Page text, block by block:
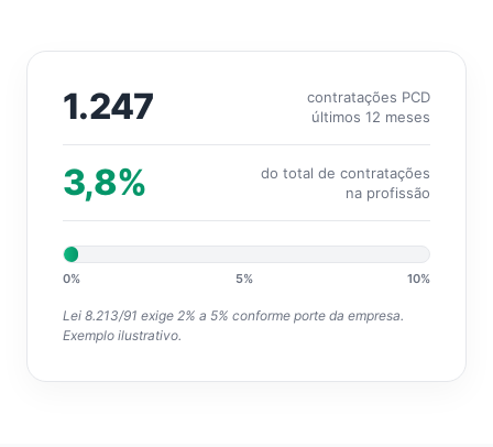
1.247
contratações PCD
últimos 12 meses
3,8%
do total de contratações
na profissão
0% 5% 10%
Lei 8.213/91 exige 2% a 5% conforme porte da empresa.
Exemplo ilustrativo.